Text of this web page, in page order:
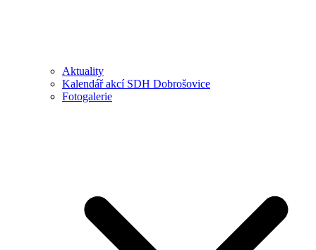
Aktuality
Kalendář akcí SDH Dobrošovice
Fotogalerie